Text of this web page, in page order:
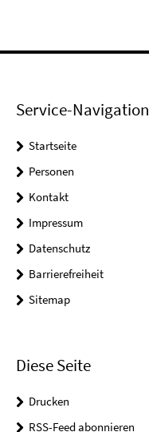
Service-Navigation
Startseite
Personen
Kontakt
Impressum
Datenschutz
Barrierefreiheit
Sitemap
Diese Seite
Drucken
RSS-Feed abonnieren